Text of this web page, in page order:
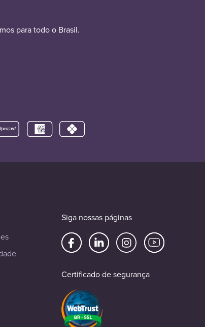
para todo o Brasil.
Siga nossas páginas
Certificado de segurança